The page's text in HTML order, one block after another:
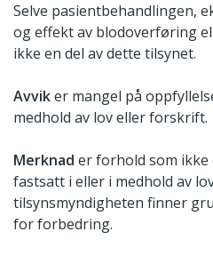
Selve pasientbehandlingen,
og effekt av blodoverføring
ikke en del av dette tilsynet.
Avviker mangel på
medhold av lov eller forskrift.
Merknad er forhold som ikke
fastsatt i eller i medhold av
tilsynsmyndigheten finner
for forbedring.